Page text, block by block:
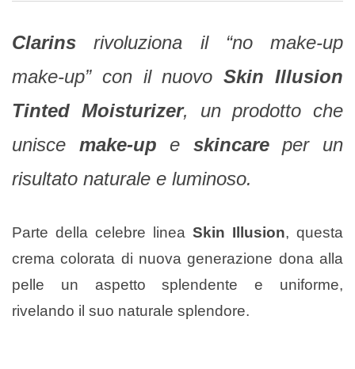
Clarins rivoluziona il “no make-up
make-up” con il nuovoSkin Illusion
Tinted Moisturizer, un prodotto che
unisce make-up e skincareper un
risultato naturale e luminoso.
Parte della celebre linea Skin Illusion, questa
crema colorata di nuova generazione dona alla
pelle un aspetto splendente e uniforme,
rivelando il suo naturale splendore.